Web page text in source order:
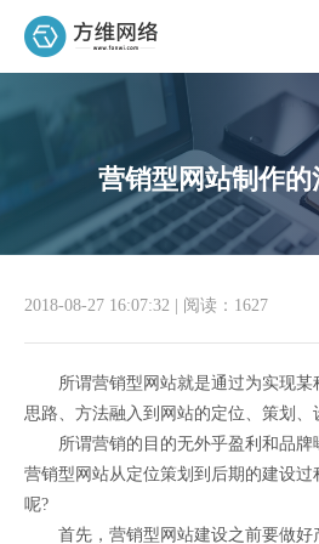
营销型网站制作的
2018-08-27 16:07:32 阅读：1627
所谓营销型网站就是通过为实现某
思路、方法融入到网站的定位、策划、
所谓营销的目的无外乎盈利和品牌
营销型网站从定位策划到后期的建设
呢?
首先，营销型网站建设之前要做好